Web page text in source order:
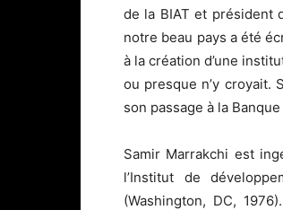
de la BIAT et président
notre beau pays a été
à la création d’une
ou presque n’y croyait.
son passage à la
Samir Marrakchi est
l’Institut de
(Washington, DC,